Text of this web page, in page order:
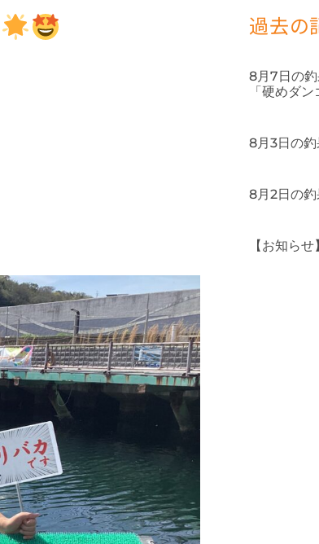
過去の
8月7日の
「硬めダ
8月3日の
8月2日の釣
【お知ら